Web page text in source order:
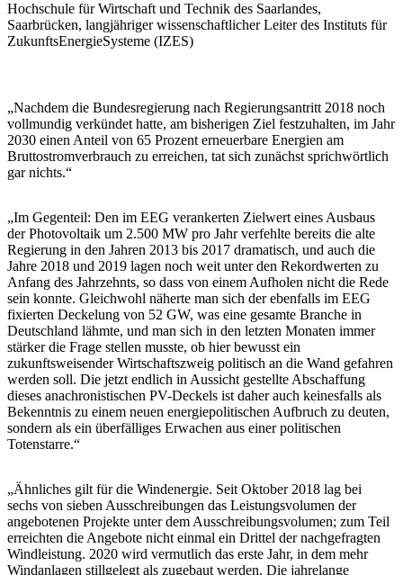
Hochschule für Wirtschaft und Technik des Saarlandes,
Saarbrücken, langjähriger wissenschaftlicher Leiter des Instituts für
ZukunftsEnergieSysteme (IZES)
„Nachdem die Bundesregierung nach Regierungsantritt 2018 noch
vollmundig verkündet hatte, am bisherigen Ziel festzuhalten, im Jahr
2030 einen Anteil von 65 Prozent erneuerbare Energien am
Bruttostromverbrauch zu erreichen, tat sich zunächst sprichwörtlich
gar nichts.“
„Im Gegenteil: Den im EEG verankerten Zielwert eines Ausbaus
der Photovoltaik um 2.500 MW pro Jahr verfehlte bereits die alte
Regierung in den Jahren 2013 bis 2017 dramatisch, und auch die
Jahre 2018 und 2019 lagen noch weit unter den Rekordwerten zu
Anfang des Jahrzehnts, so dass von einem Aufholen nicht die Rede
sein konnte. Gleichwohl näherte man sich der ebenfalls im EEG
fixierten Deckelung von 52 GW, was eine gesamte Branche in
Deutschland lähmte, und man sich in den letzten Monaten immer
stärker die Frage stellen musste, ob hier bewusst ein
zukunftsweisender Wirtschaftszweig politisch an die Wand gefahren
werden soll. Die jetzt endlich in Aussicht gestellte Abschaffung
dieses anachronistischen PV-Deckels ist daher auch keinesfalls als
Bekenntnis zu einem neuen energiepolitischen Aufbruch zu deuten,
sondern als ein überfälliges Erwachen aus einer politischen
Totenstarre.“
„Ähnliches gilt für die Windenergie. Seit Oktober 2018 lag bei
sechs von sieben Ausschreibungen das Leistungsvolumen der
angebotenen Projekte unter dem Ausschreibungsvolumen; zum Teil
erreichten die Angebote nicht einmal ein Drittel der nachgefragten
Windleistung. 2020 wird vermutlich das erste Jahr, in dem mehr
Windanlagen stillgelegt als zugebaut werden. Die jahrelange